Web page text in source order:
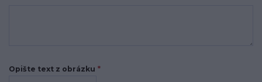
Opište text z obrázku *